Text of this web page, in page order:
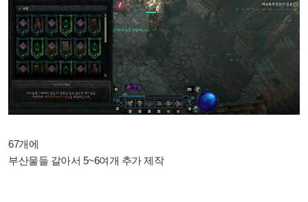
67개에
부산물들 갈아서 5~6여개 추가 제작